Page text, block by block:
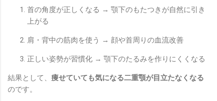
首の角度が正しくなる → 顎下のもたつきが自然に引き
上がる
肩・背中の筋肉を使う → 顔や首周りの血流改善
正しい姿勢が習慣化 → 顎下のたるみを作りにくくなる
結果として、 痩せていても気になる二重顎が目立たなくなる
のです。